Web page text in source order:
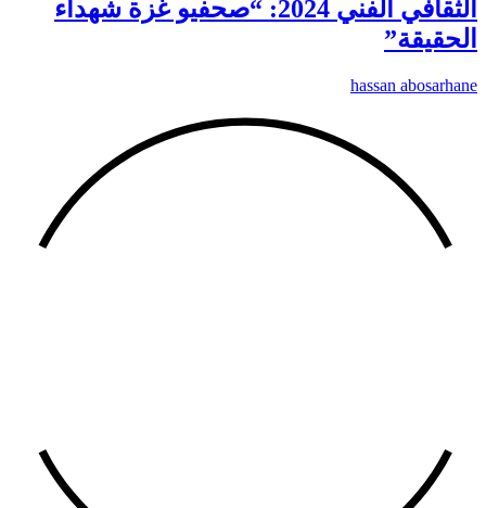
الثقافي الفني 2024: “صحفيو غزة شهداء
الحقيقة”
hassan abosarhane